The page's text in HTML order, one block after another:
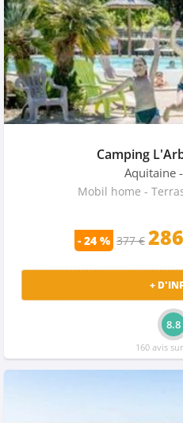
Camping
Aquitaine
Mobil home -
- 24 % 377 €
+
8.8
160 avis